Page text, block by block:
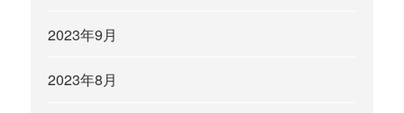
2023年9月
2023年8月